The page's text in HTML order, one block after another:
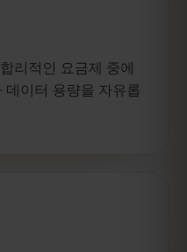
리적인 요금제 중에
데이터 용량을 자유롭